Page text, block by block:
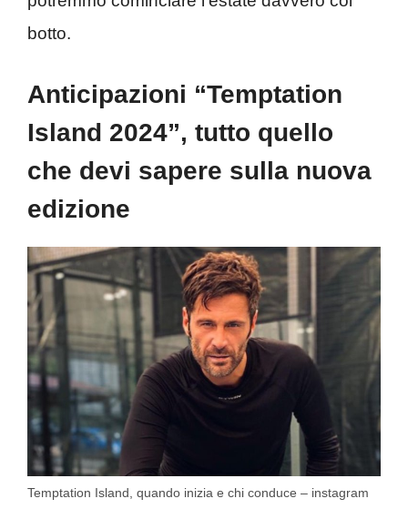
botto.
Anticipazioni “Temptation
Island 2024”, tutto quello
che devi sapere sulla nuova
edizione
Temptation Island, quando inizia e chi conduce – instagram